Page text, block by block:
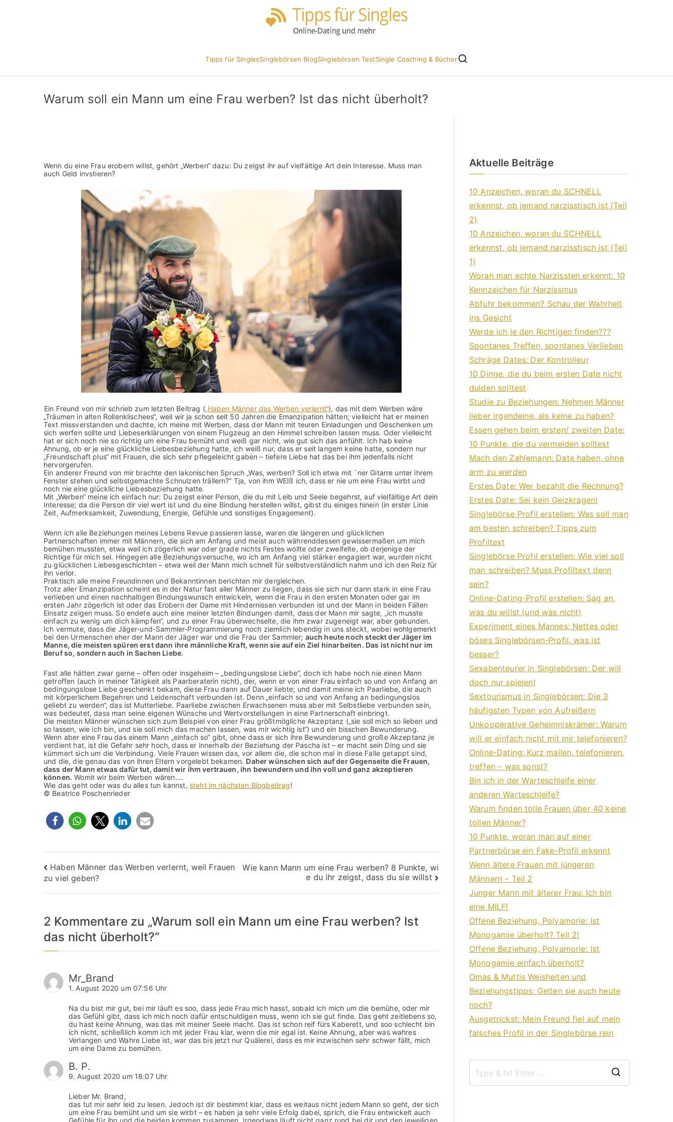
Tipps für SinglesSinglebörsen BlogSinglebörsen TestSingle Coaching & Bücher
Warum soll ein Mann um eine Frau werben? Ist das nicht überholt?
Wenn du eine Frau erobern willst, gehört „Werben“ dazu: Du zeigst ihr auf vielfältige Art dein Interesse. Muss man
auch Geld invstieren?
Ein Freund von mir schrieb zum letzten Beitrag („Haben Männer das Werben verlernt“), das mit dem Werben wäre
„Träumen in alten Rollenklischees“, weil wir ja schon seit 50 Jahren die Emanzipation hätten; vielleicht hat er meinen
Text missverstanden und dachte, ich meine mit Werben, dass der Mann mit teuren Einladungen und Geschenken um
sich werfen sollte und Liebeserklärungen von einem Flugzeug an den Himmel schreiben lassen muss. Oder vielleicht
hat er sich noch nie so richtig um eine Frau bemüht und weiß gar nicht, wie gut sich das anfühlt. Ich hab keine
Ahnung, ob er je eine glückliche Liebesbeziehung hatte, ich weiß nur, dass er seit langem keine hatte, sondern nur
„Freundschaft plus“ mit Frauen, die sich sehr pflegeleicht gaben – tiefere Liebe hat das bei ihm jedenfalls nicht
hervorgerufen.
Ein anderer Freund von mir brachte den lakonischen Spruch „Was, werben? Soll ich etwa mit ´ner Gitarre unter ihrem
Fenster stehen und selbstgemachte Schnulzen trällern?“ Tja, von ihm WEIß ich, dass er nie um eine Frau wirbt und
noch nie eine glückliche Liebesbeziehung hatte.
Mit „Werben“ meine ich einfach nur: Du zeigst einer Person, die du mit Leib und Seele begehrst, auf vielfältige Art dein
Interesse; da die Person dir viel wert ist und du eine Bindung herstellen willst, gibst du einiges hinein (in erster Linie
Zeit, Aufmerksamkeit, Zuwendung, Energie, Gefühle und sonstiges Engagement).
Wenn ich alle Beziehungen meines Lebens Revue passieren lasse, waren die längeren und glücklichen
Partnerschaften immer mit Männern, die sich am Anfang und meist auch währenddessen gewissermaßen um mich
bemühen mussten, etwa weil ich zögerlich war oder grade nichts Festes wollte oder zweifelte, ob derjenige der
Richtige für mich sei. Hingegen alle Beziehungsversuche, wo ich am Anfang viel stärker engagiert war, wurden nicht
zu glücklichen Liebesgeschichten – etwa weil der Mann mich schnell für selbstverständlich nahm und ich den Reiz für
ihn verlor.
Praktisch alle meine Freundinnen und Bekanntinnen berichten mir dergleichen.
Trotz aller Emanzipation scheint es in der Natur fast aller Männer zu liegen, dass sie sich nur dann stark in eine Frau
verlieben und einen nachhaltigen Bindungswunsch entwickeln, wenn die Frau in den ersten Monaten oder gar im
ersten Jahr zögerlich ist oder das Erobern der Dame mit Hindernissen verbunden ist und der Mann in beiden Fällen
Einsatz zeigen muss. So endete auch eine meiner letzten Bindungen damit, dass der Mann mir sagte, „ich musste
einfach zu wenig um dich kämpfen“, und zu einer Frau überwechselte, die ihm zwar zugeneigt war, aber gebunden.
Ich vermute, dass die Jäger-und-Sammler-Programmierung noch ziemlich lebendig in uns steckt, wobei wohlgemerkt
bei den Urmenschen eher der Mann der Jäger war und die Frau der Sammler; auch heute noch steckt der Jäger im
Manne, die meisten spüren erst dann ihre männliche Kraft, wenn sie auf ein Ziel hinarbeiten. Das ist nicht nur im
Beruf so, sondern auch in Sachen Liebe.
Fast alle hätten zwar gerne – offen oder insgeheim – „bedingungslose Liebe“, doch ich habe noch nie einen Mann
getroffen (auch in meiner Tätigkeit als Paarberaterin nicht), der, wenn er von einer Frau einfach so und von Anfang an
bedingungslose Liebe geschenkt bekam, diese Frau dann auf Dauer liebte; und damit meine ich Paarliebe, die auch
mit körperlichem Begehren und Leidenschaft verbunden ist. Denn „einfach so und von Anfang an bedingungslos
geliebt zu werden“, das ist Mutterliebe. Paarliebe zwischen Erwachsenen muss aber mit Selbstliebe verbunden sein,
was bedeutet, dass man seine eigenen Wünsche und Wertvorstellungen in eine Partnerschaft einbringt.
Die meisten Männer wünschen sich zum Beispiel von einer Frau größtmögliche Akzeptanz („sie soll mich so lieben und
so lassen, wie ich bin, und sie soll mich das machen lassen, was mir wichtig ist“) und ein bisschen Bewunderung.
Wenn aber eine Frau das einem Mann „einfach so“ gibt, ohne dass er sich ihre Bewunderung und große Akzeptanz je
verdient hat, ist die Gefahr sehr hoch, dass er innerhalb der Beziehung der Pascha ist – er macht sein Ding und sie
kümmert sich um die Verbindung. Viele Frauen wissen das, vor allem die, die schon mal in diese Falle getappt sind,
und die, die genau das von ihren Eltern vorgelebt bekamen. Daher wünschen sich auf der Gegenseite die Frauen,
dass der Mann etwas dafür tut, damit wir ihm vertrauen, ihn bewundern und ihn voll und ganz akzeptieren
können. Womit wir beim Werben wären….
Wie das geht oder was du alles tun kannst, steht im nächsten Blogbeitrag!
© Beatrice Poschenrieder
Beitragsnavigation
Haben Männer das Werben verlernt, weil Frauen
zu viel geben?
Wie kann Mann um eine Frau werben? 8 Punkte, wi
e du ihr zeigst, dass du sie willst
2 Kommentare zu „Warum soll ein Mann um eine Frau werben? Ist
das nicht überholt?“
Mr_Brand
1. August 2020 um 07:56 Uhr
Na du bist mir gut, bei mir läuft es soo, dass jede Frau mich hasst, sobald ich mich um die bemühe, oder mir
das Gefühl gibt, dass ich mich noch dafür entschuldigen muss, wenn ich sie gut finde. Das geht zeitlebens so,
du hast keine Ahnung, was das mit meiner Seele macht. Das ist schon reif fürs Kaberett, und soo schlecht bin
ich nicht, schließlich komm ich mit jeder Frau klar, wenn die mir egal ist. Keine Ahnung, aber was wahres
Verlangen und Wahre Liebe ist, war das bis jetzt nur Quälerei, dass es mir inzwischen sehr schwer fällt, mich
um eine Dame zu bemühen.
B. P.
9. August 2020 um 18:07 Uhr
Lieber Mr. Brand,
das tut mir sehr leid zu lesen. Jedoch ist dir bestimmt klar, dass es weitaus nicht jedem Mann so geht, der sich
um eine Frau bemüht und um sie wirbt – es haben ja sehr viele Erfolg dabei, sprich, die Frau entwickelt auch
Gefühle für ihn und die beiden kommen zusammen. Irgendwas läuft nicht ganz rund bei dir und den jeweiligen
Aktuelle Beiträge
10 Anzeichen, woran du SCHNELL
erkennst, ob jemand narzisstisch ist (Teil
2)
10 Anzeichen, woran du SCHNELL
erkennst, ob jemand narzisstisch ist (Teil
1)
Woran man echte Narzissten erkennt: 10
Kennzeichen für Narzissmus
Abfuhr bekommen? Schau der Wahrheit
ins Gesicht
Werde ich je den Richtigen finden???
Spontanes Treffen, spontanes Verlieben
Schräge Dates: Der Kontrolleur
10 Dinge, die du beim ersten Date nicht
dulden solltest
Studie zu Beziehungen: Nehmen Männer
lieber irgendeine, als keine zu haben?
Essen gehen beim ersten/ zweiten Date:
10 Punkte, die du vermeiden solltest
Mach den Zahlemann: Date haben, ohne
arm zu werden
Erstes Date: Wer bezahlt die Rechnung?
Erstes Date: Sei kein Geizkragen!
Singlebörse Profil erstellen: Was soll man
am besten schreiben? Tipps zum
Profiltext
Singlebörse Profil erstellen: Wie viel soll
man schreiben? Muss Profiltext denn
sein?
Online-Dating-Profil erstellen: Sag an,
was du willst (und was nicht)
Experiment eines Mannes: Nettes oder
böses Singlebörsen-Profil, was ist
besser?
Sexabenteurer in Singlebörsen: Der will
doch nur spielen!
Sextourismus in Singlebörsen: Die 3
häufigsten Typen von Aufreißern
Unkooperative Geheimniskrämer: Warum
will er einfach nicht mit mir telefonieren?
Online-Dating: Kurz mailen, telefonieren,
treffen – was sonst?
Bin ich in der Warteschleife einer
anderen Warteschleife?
Warum finden tolle Frauen über 40 keine
tollen Männer?
10 Punkte, woran man auf einer
Partnerbörse ein Fake-Profil erkennt
Wenn ältere Frauen mit jüngeren
Männern – Teil 2
Junger Mann mit älterer Frau: Ich bin
eine MILF!
Offene Beziehung, Polyamorie: Ist
Monogamie überholt? Teil 2!
Offene Beziehung, Polyamorie: Ist
Monogamie einfach überholt?
Omas & Muttis Weisheiten und
Beziehungstipps: Gelten sie auch heute
noch?
Ausgetrickst: Mein Freund fiel auf mein
falsches Profil in der Singlebörse rein
e